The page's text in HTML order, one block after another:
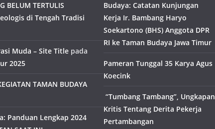
BELUM TERTULIS
di Tengah Tradisi
Muda – Site Title pada
2025
TAMAN BUDAYA
Panduan Lengkap 2024
Budaya: Catatan Kunjungan
Kerja Ir. Bambang Haryo
Soekartono (BHS) Anggota DPR
RI ke Taman Budaya Jawa Timur
Pameran Tunggal 35 Karya Agus
Koecink
“Tumbang Tambang”, Ungkapan
Kritis Tentang Derita Pekerja
Pertambangan